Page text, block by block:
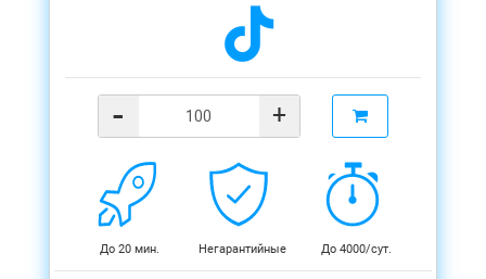
- +
До 20 мин. Негарантийные До 4000/сут.